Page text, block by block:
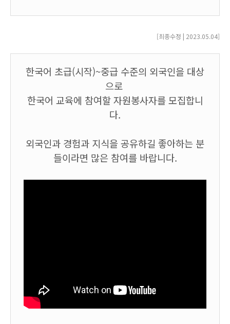
[최종수정 | 2023.05.04]
한국어 초급(시작)~중급 수준의 외국인을 대상
으로
한국어 교육에 참여할자원봉사자를 모집합니
다.
외국인과 경험과 지식을 공유하길 좋아하는 분
들이라면 많은 참여를 바랍니다.